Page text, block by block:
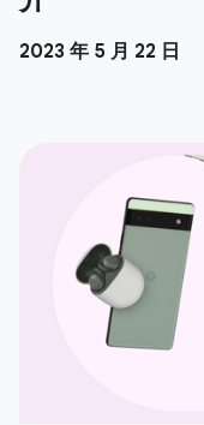
2023 年 5 月 22 日